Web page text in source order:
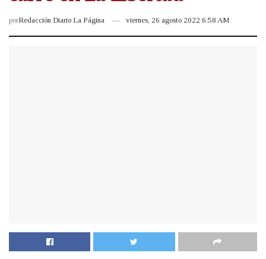
porRedacción Diario La Página viernes, 26 agosto 2022 6:58 AM